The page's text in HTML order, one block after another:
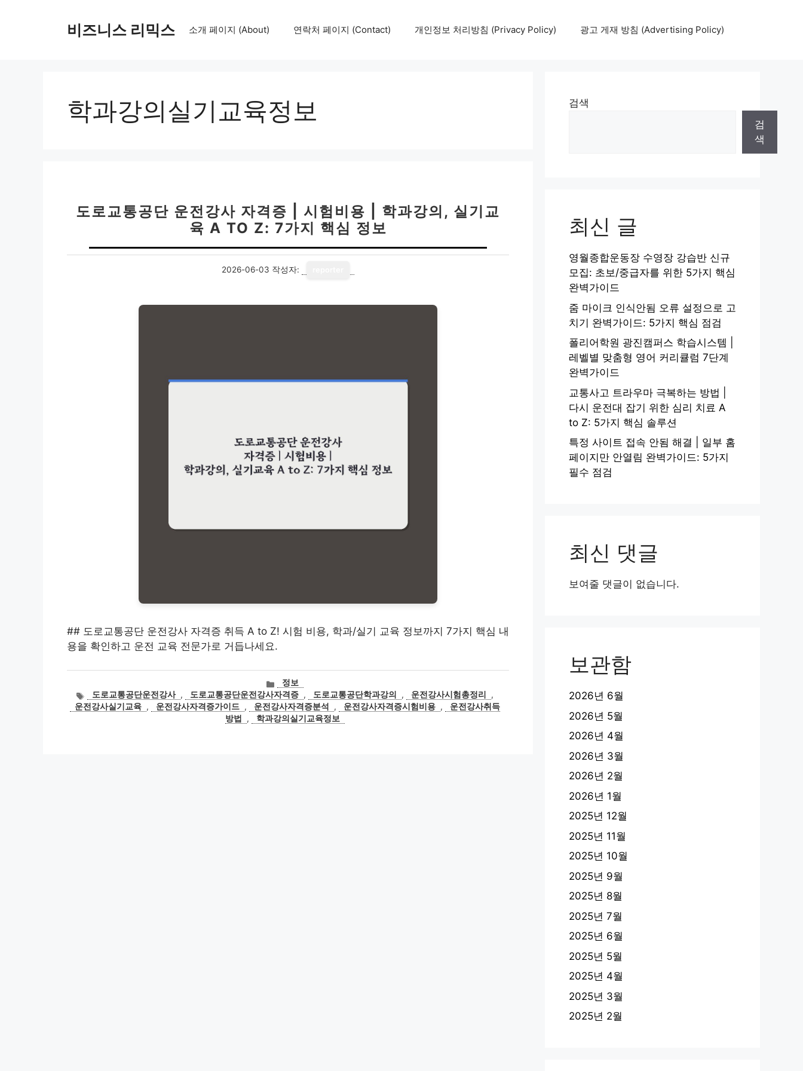
비즈니스 리믹스 소개 페이지 (About) 연락처 페이지 (Contact) 개인정보 처리방침 (Privacy Policy) 광고 게재 방침 (Advertising Policy)
학과강의실기교육정보
도로교통공단 운전강사 자격증 | 시험비용 | 학과강의, 실기교
육 A TO Z: 7가지 핵심 정보
2026-06-03 작성자:
## 도로교통공단 운전강사 자격증 취득 A to Z! 시험 비용, 학과/실기 교육 정보까지 7가지 핵심 내
용을 확인하고 운전 교육 전문가로 거듭나세요.
카
테
고
리
정보
태
그
도로교통공단운전강사 , 도로교통공단운전강사자격증 , 도로교통공단학과강의 , 운전강사시험총정리
,
운전강사실기교육 , 운전강사자격증가이드 , 운전강사자격증분석 , 운전강사자격증시험비용 ,
운전강사취득
방법
, 학과강의실기교육정보
검색
검
색
최신 글
영월종합운동장 수영장 강습반 신규
모집: 초보/중급자를 위한 5가지 핵심
완벽가이드
줌 마이크 인식안됨 오류 설정으로 고
치기 완벽가이드: 5가지 핵심 점검
폴리어학원 광진캠퍼스 학습시스템 |
레벨별 맞춤형 영어 커리큘럼 7단계
완벽가이드
교통사고 트라우마 극복하는 방법 |
다시 운전대 잡기 위한 심리 치료 A
to Z: 5가지 핵심 솔루션
특정 사이트 접속 안됨 해결 | 일부 홈
페이지만 안열림 완벽가이드: 5가지
필수 점검
최신 댓글
보여줄 댓글이 없습니다.
보관함
2026년 6월
2026년 5월
2026년 4월
2026년 3월
2026년 2월
2026년 1월
2025년 12월
2025년 11월
2025년 10월
2025년 9월
2025년 8월
2025년 7월
2025년 6월
2025년 5월
2025년 4월
2025년 3월
2025년 2월